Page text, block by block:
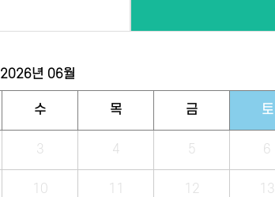
2026년 06월
수 목 금 토
3 4 5 6
10 11 12 13